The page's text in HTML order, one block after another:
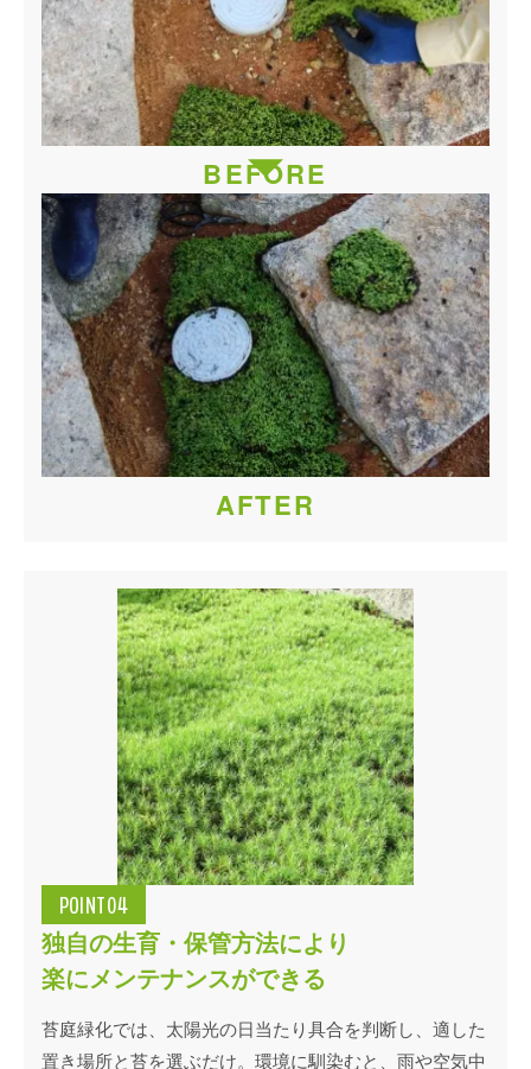
BEFORE
AFTER
POINT04
独自の生育・保管方法により
楽にメンテナンスができる
苔庭緑化では、太陽光の日当たり具合を判断し、適した
置き場所と苔を選ぶだけ。環境に馴染むと、雨や空気中